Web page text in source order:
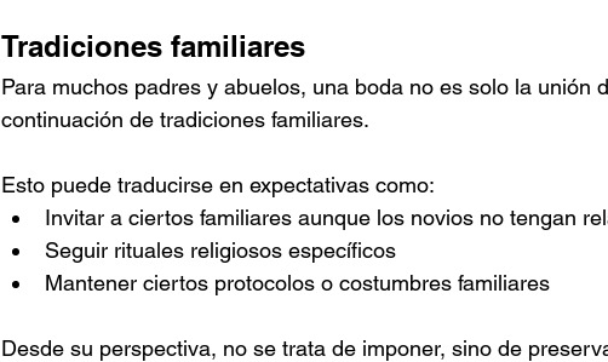
Tradiciones familiares
Para muchos padres y abuelos, una boda no es solo la unión
continuación de tradiciones familiares.
Esto puede traducirse en expectativas como:
Invitar a ciertos familiares aunque los novios no tengan
Seguir rituales religiosos específicos
Mantener ciertos protocolos o costumbres familiares
Desde su perspectiva, no se trata de imponer, sino de